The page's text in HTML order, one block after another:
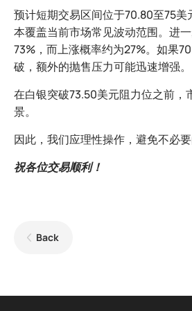
预计短期交易区间位于70.80至75美
本覆盖当前市场常见波动范围。进
73%，而上涨概率约为27%。如果
破，额外的抛售压力可能迅速增强。
在白银突破73.50美元阻力位之前，
景。
因此，我们应理性操作，避免不必要
祝各位交易顺利！
Back